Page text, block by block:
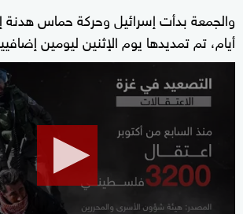
أيام، تم تمديدها يوم الإثنين ليومين